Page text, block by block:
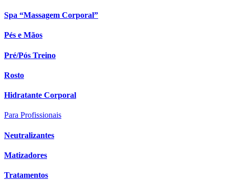
Spa “Massagem Corporal”
Pés e Mãos
Pré/Pós Treino
Rosto
Hidratante Corporal
Para Profissionais
Neutralizantes
Matizadores
Tratamentos